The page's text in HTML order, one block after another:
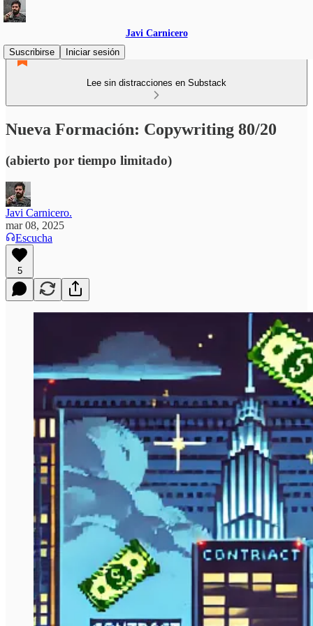
Javi Carnicero
Suscribirse
Iniciar sesión
Lee sin distracciones en Substack
Nueva Formación: Copywriting 80/20
(abierto por tiempo limitado)
Javi Carnicero.
mar 08, 2025
Escucha
5